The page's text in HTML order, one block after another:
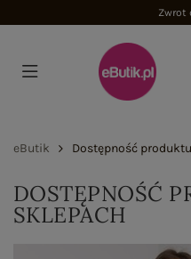
Zwrot
eButik Dostępność
DOSTĘPNOŚĆ
SKLEPACH